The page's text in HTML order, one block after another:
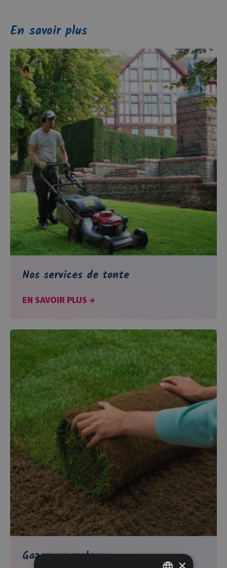
En savoir plus
Nos services de tonte
EN SAVOIR PLUS →
Gazon en rouleau